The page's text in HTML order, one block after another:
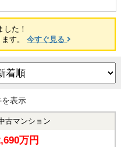
した！
ます。今すぐ見る
を表示
古マンション
万円